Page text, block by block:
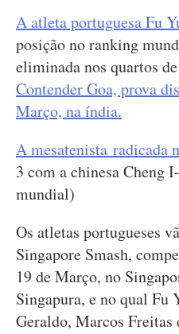
A atleta portuguesaFu
posição no ranking
eliminada nos quartos
Contender Goa, prova
Março, na índia.
A mesatenista radicada
3 com a chinesa Cheng
mundial)
Os atletas portugueses
Singapore Smash,
19 de Março, no
Singapura, e no qual Fu
Geraldo, Marcos